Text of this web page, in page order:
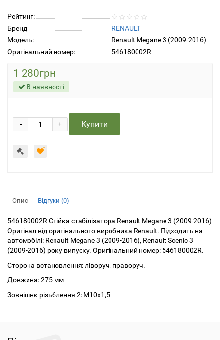
Рейтинг:
Бренд:
RENAULT
Модель:
Renault Megane 3 (2009-2016)
Оригінальний номер:
546180002R
1 280грн
В наявності
+
- Купити
Опис Відгуки (0)
546180002R Стійка стабілізатора Renault Megane 3 (2009-2016)
Оригінал від оригінального виробника Renault. Підходить на
автомобілі: Renault Megane 3 (2009-2016), Renault Scenic 3
(2009-2016) року випуску. Оригінальний номер: 546180002R.
Сторона встановлення: ліворуч, праворуч.
Довжина: 275 мм
Зовнішнє різьблення 2: М10х1,5